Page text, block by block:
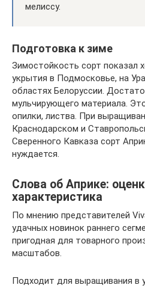
мелиссу.
Подготовка к зиме
Зимостойкость сорт показал
укрытия в Подмосковье, на
областях Белоруссии.
мульчирующего материала.
опилки, листва. При
Краснодарском и
Сверенного Кавказа сорт
нуждается.
Слова об Априке:
характеристика
По мнению представителей
удачных новинок раннего
пригодная для товарного
масштабов.
Подходит для выращивания в